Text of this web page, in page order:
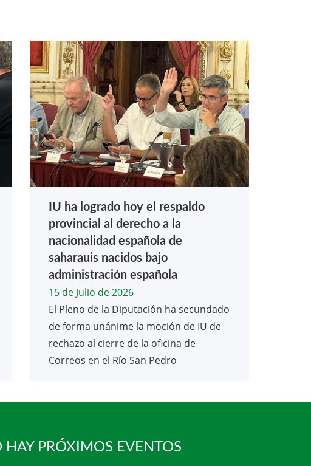
IU ha logrado hoy el respaldo
provincial al derecho a la
nacionalidad española de
saharauis nacidos bajo
administración española
15 de Julio de 2026
El Pleno de la Diputación ha secundado
de forma unánime la moción de IU de
rechazo al cierre de la oficina de
Correos en el Río San Pedro
HAY PRÓXIMOS EVENTOS